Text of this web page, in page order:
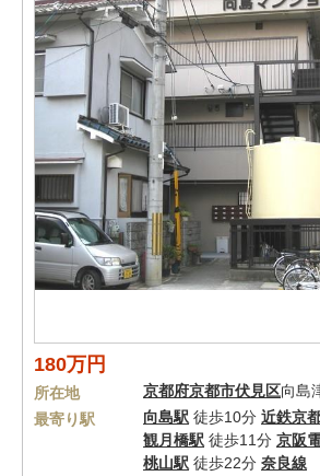
180万円
所在地 京都府京都市伏見区向島
最寄り駅
向島駅 徒歩10分 近鉄京
観月橋駅 徒歩11分 京阪
桃山駅 徒歩22分 奈良線